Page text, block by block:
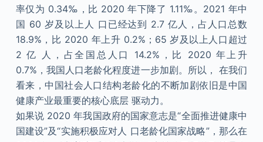
率仅为 0.34‰，比 2020 年下降了 1.11‰。2021 年中
国 60 岁及以上人 口已经达到 2.7 亿人，占人口总数
18.9%，比 2020 年上升 0.2%；65 岁及以上人口超过
2 亿 人，占全国总人口 14.2%，比 2020 年上升
0.7%，我国人口老龄化程度进一步加剧。所以， 在我们
看来，中国社会人口结构老龄化的不断加剧依旧是中国
健康产业最重要的核心底层 驱动力。
如果说 2020 年我国政府的国家意志是“全面推进健康中
国建设”及“实施积极应对人 口老龄化国家战略”，那么在